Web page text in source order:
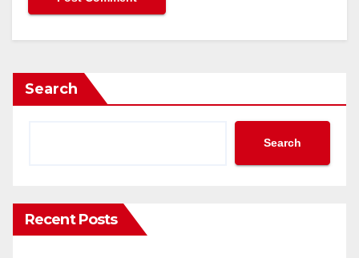
Search
Search
Recent Posts